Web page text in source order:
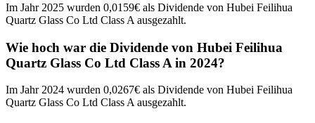
Im Jahr 2025 wurden 0,0159€ als Dividende von Hubei Feilihua
Quartz Glass Co Ltd Class A ausgezahlt.
Wie hoch war die Dividende von Hubei Feilihua
Quartz Glass Co Ltd Class A in 2024?
Im Jahr 2024 wurden 0,0267€ als Dividende von Hubei Feilihua
Quartz Glass Co Ltd Class A ausgezahlt.